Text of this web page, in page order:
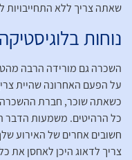
שאתה צריך ללא התחייבויות
נוחות בלוגיסטיקה
השכרה גם מורידה הרבה
על הפעם האחרונה שהיית
כשאתה שוכר, חברת
כל הרהיטים. משמעות הדבר
חשובים אחרים של האירוע
צריך לדאוג היכן לאחסן את